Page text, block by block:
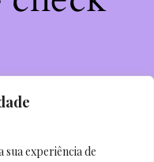
experiência de